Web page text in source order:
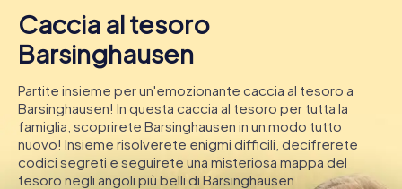
Città
Team Building
Biglietti
Caccia al tesoro
Barsinghausen
Partite insieme per un'emozionante caccia al tesoro a
Barsinghausen! In questa caccia al tesoro per tutta la
famiglia, scoprirete Barsinghausen in un modo tutto
nuovo! Insieme risolverete enigmi difficili, decifrerete
codici segreti e seguirete una misteriosa mappa del
tesoro negli angoli più belli di Barsinghausen.